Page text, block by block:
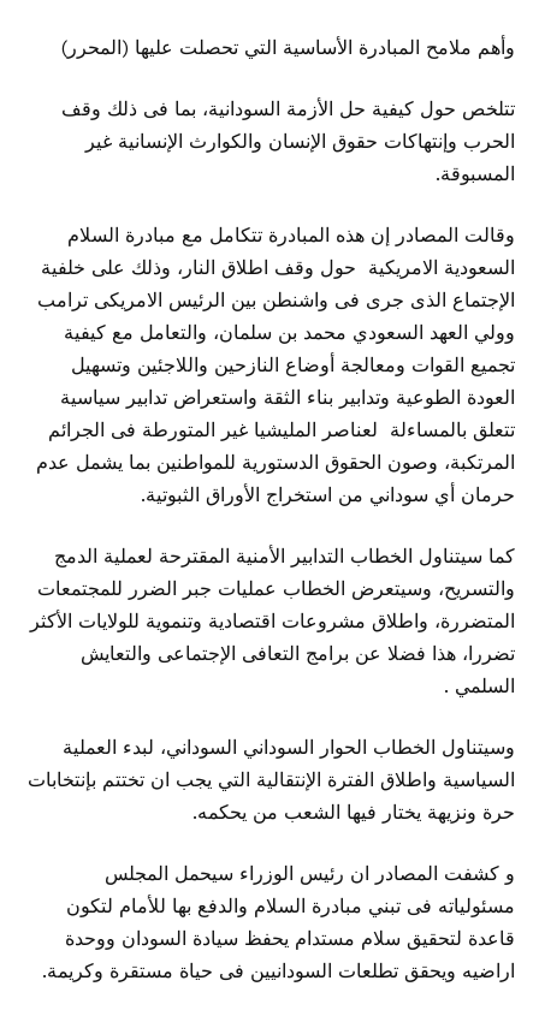
وأهم ملامح المبادرة الأساسية التي تحصلت عليها (المحرر)
تتلخص حول كيفية حل الأزمة السودانية، بما فى ذلك وقف
الحرب وإنتهاكات حقوق الإنسان والكوارث الإنسانية غير
المسبوقة.
وقالت المصادر إن هذه المبادرة تتكامل مع مبادرة السلام
السعودية الامريكية حول وقف اطلاق النار، وذلك على خلفية
الإجتماع الذى جرى فى واشنطن بين الرئيس الامريكى ترامب
وولي العهد السعودي محمد بن سلمان، والتعامل مع كيفية
تجميع القوات ومعالجة أوضاع النازحين واللاجئين وتسهيل
العودة الطوعية وتدابير بناء الثقة واستعراض تدابير سياسية
تتعلق بالمساءلة لعناصر المليشيا غير المتورطة فى الجرائم
المرتكبة، وصون الحقوق الدستورية للمواطنين بما يشمل عدم
حرمان أي سوداني من استخراج الأوراق الثبوتية.
كما سيتناول الخطاب التدابير الأمنية المقترحة لعملية الدمج
والتسريح، وسيتعرض الخطاب عمليات جبر الضرر للمجتمعات
المتضررة، واطلاق مشروعات اقتصادية وتنموية للولايات الأكثر
تضررا، هذا فضلا عن برامج التعافى الإجتماعى والتعايش
السلمي .
وسيتناول الخطاب الحوار السوداني السوداني، لبدء العملية
السياسية واطلاق الفترة الإنتقالية التي يجب ان تختتم بإنتخابات
حرة ونزيهة يختار فيها الشعب من يحكمه.
و كشفت المصادر ان رئيس الوزراء سيحمل المجلس
مسئولياته فى تبني مبادرة السلام والدفع بها للأمام لتكون
قاعدة لتحقيق سلام مستدام يحفظ سيادة السودان ووحدة
اراضيه ويحقق تطلعات السودانيين فى حياة مستقرة وكريمة.